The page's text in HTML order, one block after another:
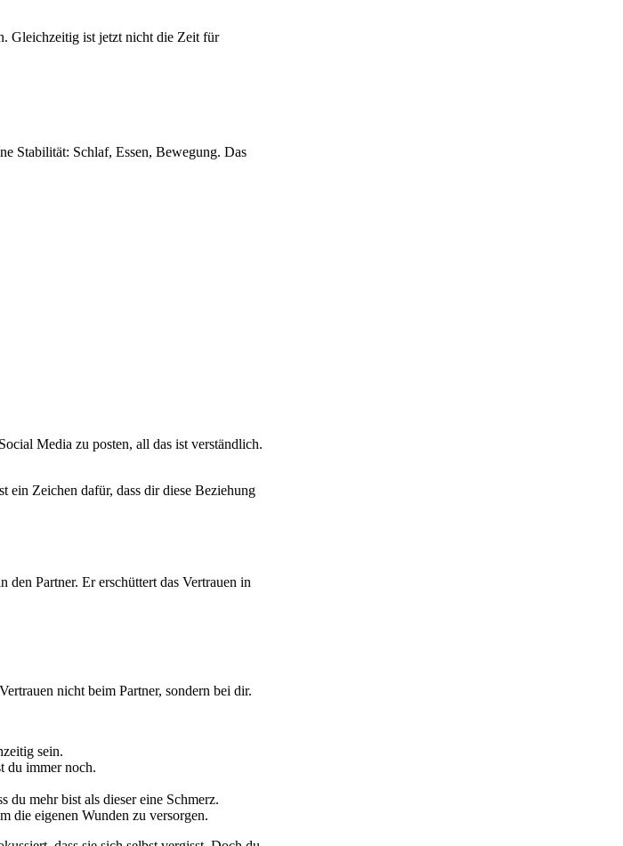
Gleichzeitig ist jetzt nicht die Zeit für
Stabilität: Schlaf, Essen, Bewegung. Das
Media zu posten, all das ist verständlich.
ein Zeichen dafür, dass dir diese Beziehung
Partner. Er erschüttert das Vertrauen in
nicht beim Partner, sondern bei dir.
sein.
du immer noch.
du mehr bist als dieser eine Schmerz.
die eigenen Wunden zu versorgen.